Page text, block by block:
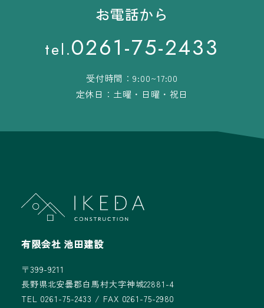
お電話から
tel.0261-75-2433
受付時間：9:00~17:00
定休日：土曜・日曜・祝日
有限会社 池田建設
〒399-9211
長野県北安曇郡白馬村大字神城22881-4
TEL 0261-75-2433 / FAX 0261-75-2980